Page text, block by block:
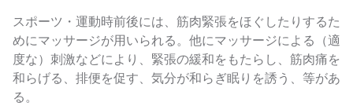
スポーツ・運動時前後には、筋肉緊張をほぐしたりするた
めにマッサージが用いられる。他にマッサージによる（適
度な）刺激などにより、緊張の緩和をもたらし、筋肉痛を
和らげる、排便を促す、気分が和らぎ眠りを誘う、等があ
る。